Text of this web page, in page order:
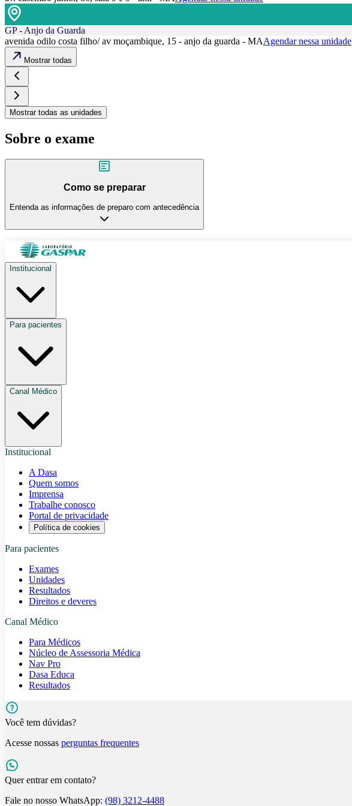
GP - Anjo da Guarda
avenida odilo costa filho/ av moçambique, 15 - anjo da guarda - MAAgendar nessa unidade
Mostrar todas
Mostrar todas as unidades
Sobre o exame
Como se preparar
Entenda as informações de preparo com antecedência
Institucional
Para pacientes
Canal Médico
Institucional
A Dasa
Quem somos
Imprensa
Trabalhe conosco
Portal de privacidade
Política de cookies
Para pacientes
Exames
Unidades
Resultados
Direitos e deveres
Canal Médico
Para Médicos
Núcleo de Assessoria Médica
Nav Pro
Dasa Educa
Resultados
Você tem dúvidas?
Acesse nossas perguntas frequentes
Quer entrar em contato?
Fale no nosso WhatsApp: (98) 3212-4488